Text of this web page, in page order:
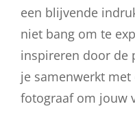
een blijvende
niet bang om te
inspireren door de
je samenwerkt
fotograaf om jouw